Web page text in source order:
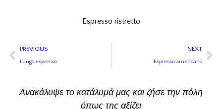
Espresso ristretto
PREVIOUS
Lungo espresso
NEXT
Espresso americano
Ανακάλυψε το κατάλυμά μας και ζήσε την πόλη
όπως της αξίζει